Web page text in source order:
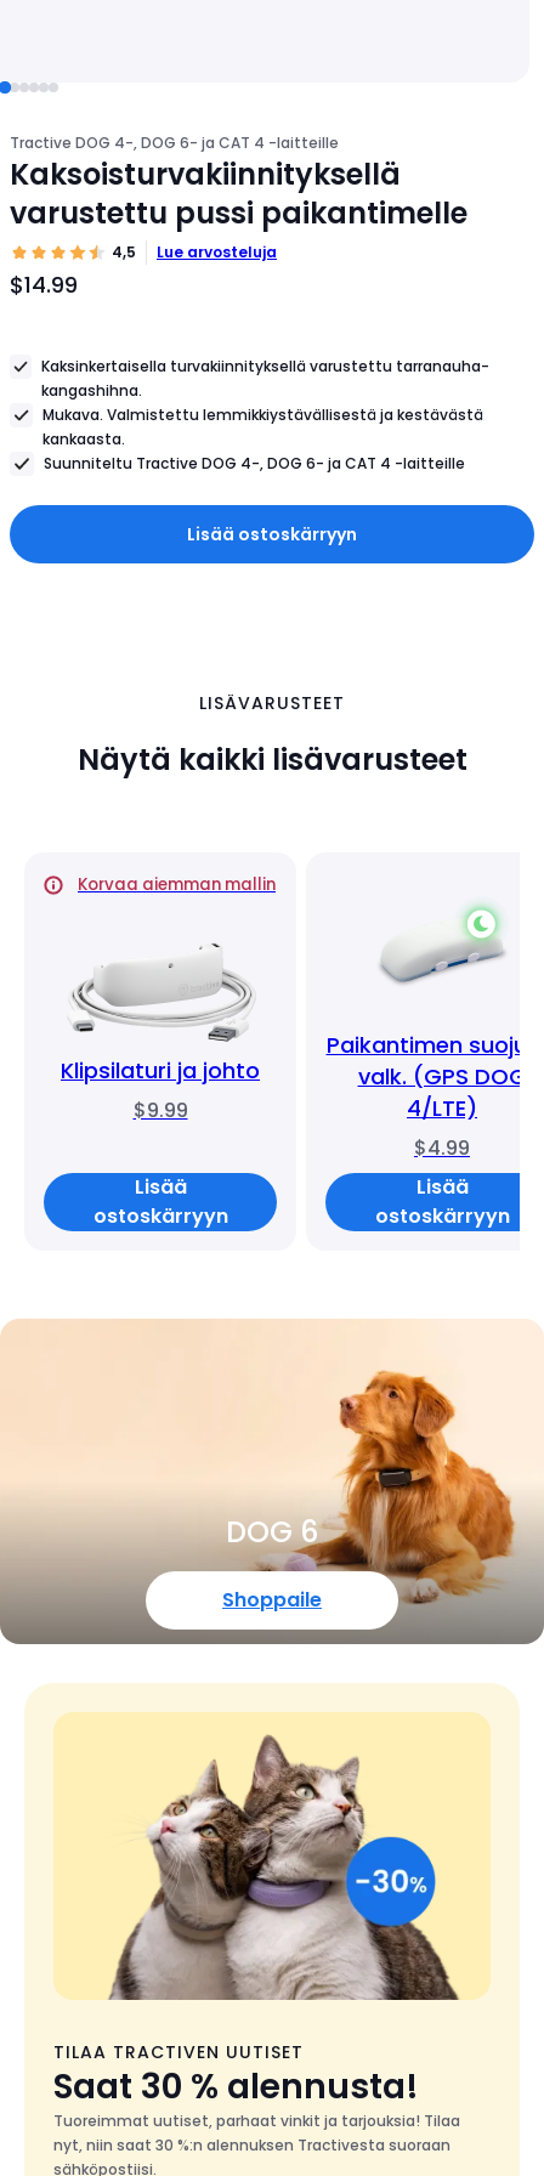
Tractive DOG 4-, DOG 6- ja CAT 4 -laitteille
Kaksoisturvakiinnityksellä
varustettu pussi paikantimelle
4,5 Lue arvosteluja
$14.99
Tuotteen
$14.99Kaksinkertaisella turvakiinnityksellä varustettu tarranauha-
kangashihna.
Mukava. Valmistettu lemmikkiystävällisestä ja kestävästä
kankaasta.
Suunniteltu Tractive DOG 4-, DOG 6- ja CAT 4 -laitteille
Lisää ostoskärryyn
LISÄVARUSTEET
Näytä kaikki lisävarusteet
Korvaa aiemman mallin
Klipsilaturi ja johto
$9.99
Lisää
ostoskärryyn
Paikantimen
valk. (GPS DOG
4/LTE)
$4.99
Lisää
ostoskärryyn
DOG 6
Shoppaile
TILAA TRACTIVEN UUTISET
Saat 30 % alennusta!
Tuoreimmat uutiset, parhaat vinkit ja tarjouksia! Tilaa
nyt, niin saat 30 %:n alennuksen Tractivesta suoraan
sähköpostiisi.